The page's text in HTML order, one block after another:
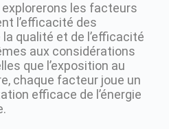
les facteurs
l’efficacité des
qualité et de l’efficacité
aux considérations
que l’exposition au
chaque facteur joue un
efficace de l’énergie